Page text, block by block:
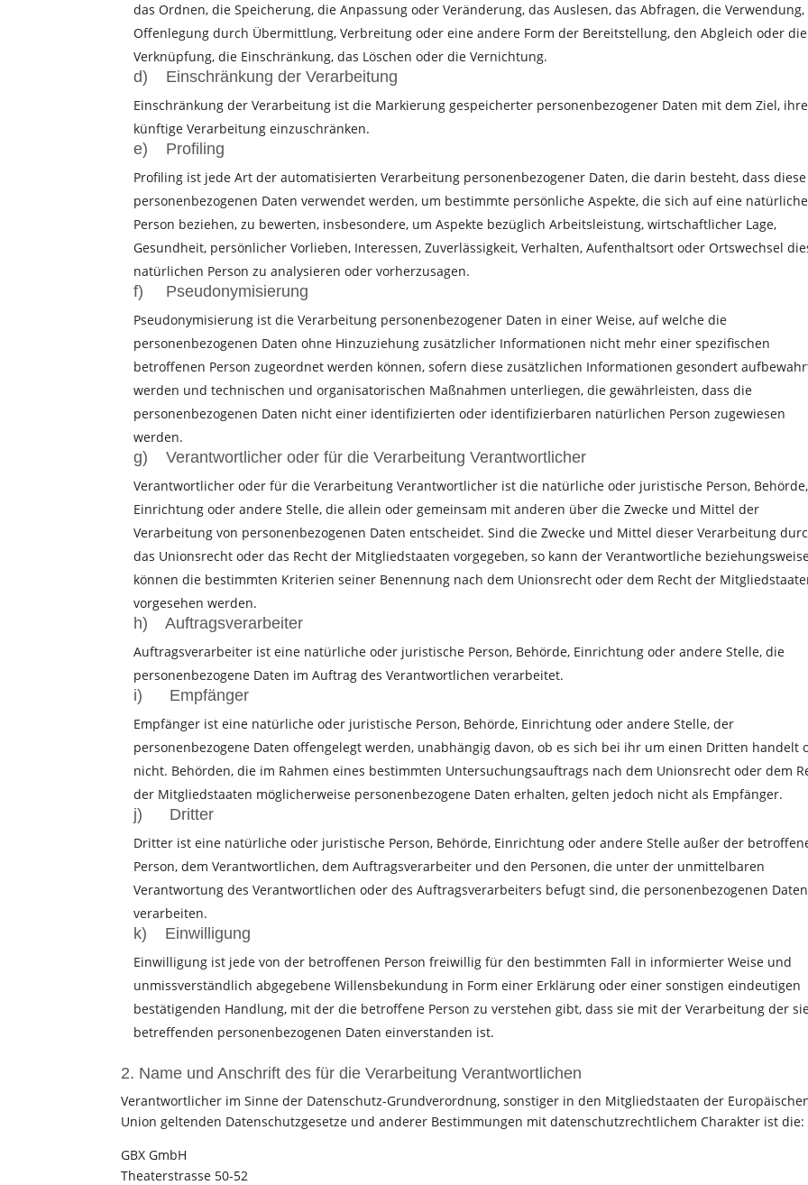
das Ordnen, die Speicherung, die Anpassung oder Veränderung, das Auslesen, das Abfragen, die
Offenlegung durch Übermittlung, Verbreitung oder eine andere Form der Bereitstellung, den Abgleich oder die
Verknüpfung, die Einschränkung, das Löschen oder die Vernichtung.
d) Einschränkung der Verarbeitung
Einschränkung der Verarbeitung ist die Markierung gespeicherter personenbezogener Daten mit dem Ziel, ihre
künftige Verarbeitung einzuschränken.
e) Profiling
Profiling ist jede Art der automatisierten Verarbeitung personenbezogener Daten, die darin besteht, dass diese
personenbezogenen Daten verwendet werden, um bestimmte persönliche Aspekte, die sich auf eine natürliche
Person beziehen, zu bewerten, insbesondere, um Aspekte bezüglich Arbeitsleistung, wirtschaftlicher Lage,
Gesundheit, persönlicher Vorlieben, Interessen, Zuverlässigkeit, Verhalten, Aufenthaltsort oder Ortswechsel
natürlichen Person zu analysieren oder vorherzusagen.
f) Pseudonymisierung
Pseudonymisierung ist die Verarbeitung personenbezogener Daten in einer Weise, auf welche die
personenbezogenen Daten ohne Hinzuziehung zusätzlicher Informationen nicht mehr einer spezifischen
betroffenen Person zugeordnet werden können, sofern diese zusätzlichen Informationen gesondert
werden und technischen und organisatorischen Maßnahmen unterliegen, die gewährleisten, dass die
personenbezogenen Daten nicht einer identifizierten oder identifizierbaren natürlichen Person zugewiesen
werden.
g) Verantwortlicher oder für die Verarbeitung Verantwortlicher
Verantwortlicher oder für die Verarbeitung Verantwortlicher ist die natürliche oder juristische Person, Behörde,
Einrichtung oder andere Stelle, die allein oder gemeinsam mit anderen über die Zwecke und Mittel der
Verarbeitung von personenbezogenen Daten entscheidet. Sind die Zwecke und Mittel dieser Verarbeitung
das Unionsrecht oder das Recht der Mitgliedstaaten vorgegeben, so kann der Verantwortliche
können die bestimmten Kriterien seiner Benennung nach dem Unionsrecht oder dem Recht der
vorgesehen werden.
h) Auftragsverarbeiter
Auftragsverarbeiter ist eine natürliche oder juristische Person, Behörde, Einrichtung oder andere Stelle, die
personenbezogene Daten im Auftrag des Verantwortlichen verarbeitet.
i) Empfänger
Empfänger ist eine natürliche oder juristische Person, Behörde, Einrichtung oder andere Stelle, der
personenbezogene Daten offengelegt werden, unabhängig davon, ob es sich bei ihr um einen Dritten handelt
nicht. Behörden, die im Rahmen eines bestimmten Untersuchungsauftrags nach dem Unionsrecht oder dem
der Mitgliedstaaten möglicherweise personenbezogene Daten erhalten, gelten jedoch nicht als Empfänger.
j) Dritter
Dritter ist eine natürliche oder juristische Person, Behörde, Einrichtung oder andere Stelle außer der
Person, dem Verantwortlichen, dem Auftragsverarbeiter und den Personen, die unter der unmittelbaren
Verantwortung des Verantwortlichen oder des Auftragsverarbeiters befugt sind, die personenbezogenen
verarbeiten.
k) Einwilligung
Einwilligung ist jede von der betroffenen Person freiwillig für den bestimmten Fall in informierter Weise und
unmissverständlich abgegebene Willensbekundung in Form einer Erklärung oder einer sonstigen eindeutigen
bestätigenden Handlung, mit der die betroffene Person zu verstehen gibt, dass sie mit der Verarbeitung der
betreffenden personenbezogenen Daten einverstanden ist.
2. Name und Anschrift des für die Verarbeitung Verantwortlichen
Verantwortlicher im Sinne der Datenschutz-Grundverordnung, sonstiger in den Mitgliedstaaten der
Union geltenden Datenschutzgesetze und anderer Bestimmungen mit datenschutzrechtlichem Charakter ist die:
GBX GmbH
Theaterstrasse 50-52